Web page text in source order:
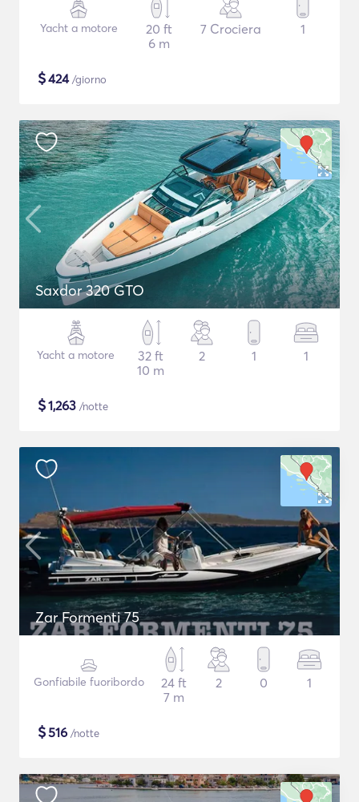
Yacht a motore
20 ft
6 m
7 Crociera 1
$424/giorno
Saxdor 320 GTO
Yacht a motore
32 ft
10 m
2 1 1
$1,263 /notte
Zar Formenti 75
Gonfiabile fuoribordo
24 ft
7 m
2 0 1
$516 /notte